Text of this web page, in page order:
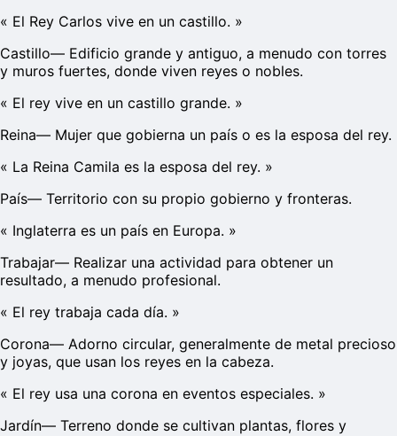
« El Rey Carlos vive en un castillo. »
Castillo— Edificio grande y antiguo, a menudo con torres
y muros fuertes, donde viven reyes o nobles.
« El rey vive en un castillo grande. »
Reina— Mujer que gobierna un país o es la esposa del rey.
« La Reina Camila es la esposa del rey. »
País— Territorio con su propio gobierno y fronteras.
« Inglaterra es un país en Europa. »
Trabajar— Realizar una actividad para obtener un
resultado, a menudo profesional.
« El rey trabaja cada día. »
Corona— Adorno circular, generalmente de metal precioso
y joyas, que usan los reyes en la cabeza.
« El rey usa una corona en eventos especiales. »
Jardín— Terreno donde se cultivan plantas, flores y